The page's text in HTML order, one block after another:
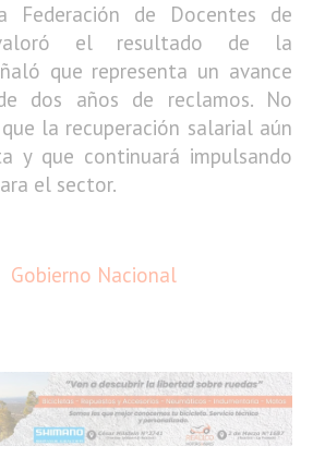
Federación de Docentes de
el resultado de la
que representa un avance
dos años de reclamos. No
la recuperación salarial aún
y que continuará impulsando
el sector.
Gobierno Nacional